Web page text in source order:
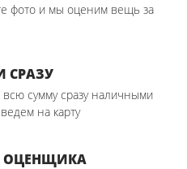
фото и мы оценим вещь за
СРАЗУ
сумму сразу наличными
на карту
ОЦЕНЩИКА